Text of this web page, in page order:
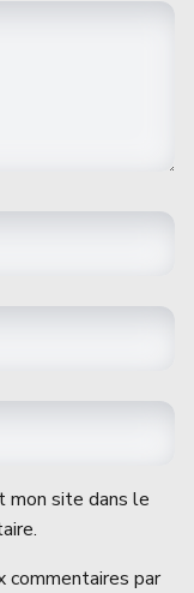
mon site dans le
commentaires par